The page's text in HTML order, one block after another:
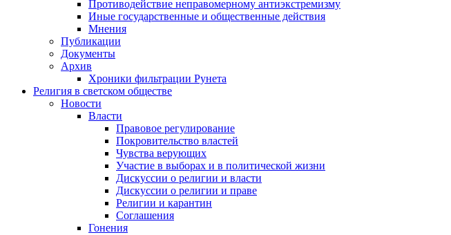
Противодействие неправомерному антиэкстремизму
Иные государственные и общественные действия
Мнения
Публикации
Документы
Архив
Хроники фильтрации Рунета
Религия в светском обществе
Новости
Власти
Правовое регулирование
Покровительство властей
Чувства верующих
Участие в выборах и в политической жизни
Дискуссии о религии и власти
Дискуссии о религии и праве
Религии и карантин
Соглашения
Гонения